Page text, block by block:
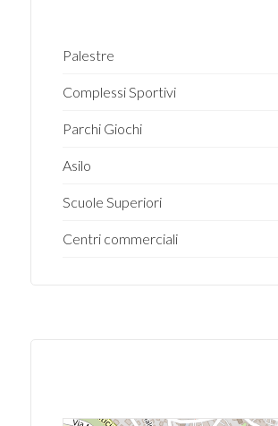
Palestre
Complessi Sportivi
Parchi Giochi
Asilo
Scuole Superiori
Centri commerciali
opzioni
multiscelta